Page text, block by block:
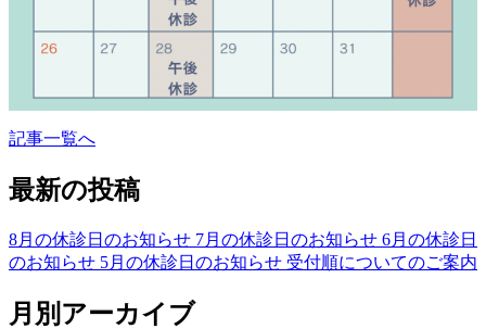
記事一覧へ
最新の投稿
8月の休診日のお知らせ 7月の休診日のお知らせ 6月の休診日
のお知らせ 5月の休診日のお知らせ 受付順についてのご案内
月別アーカイブ